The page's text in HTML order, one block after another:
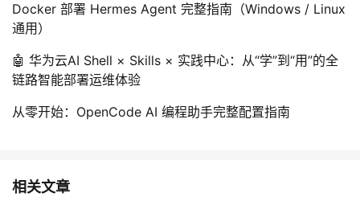
Docker 部署 Hermes Agent 完整指南（Windows / Linux
通用）
🤖 华为云AI Shell × Skills × 实践中心：从“学”到“用”的全
链路智能部署运维体验
从零开始：OpenCode AI 编程助手完整配置指南
相关文章